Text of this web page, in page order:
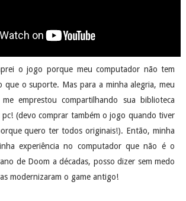
o jogo porque meu computador não tem
que o suporte. Mas para a minha alegria, meu
emprestou compartilhando sua biblioteca
pc! (devo comprar também o jogo quando tiver
quero ter todos originais!). Então, minha
experiência no computador que não é o
de Doom a décadas, posso dizer sem medo
modernizaram o game antigo!